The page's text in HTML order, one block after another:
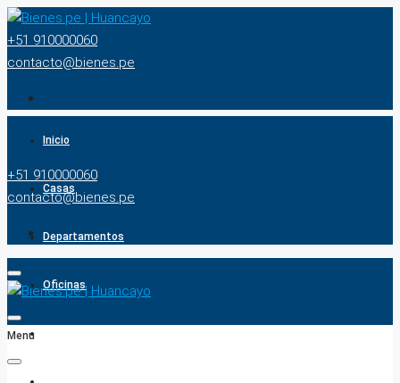
+51 910000060
contacto@bienes.pe
Inicio
Casas
Departamentos
Oficinas
+51 910000060
contacto@bienes.pe
Menu